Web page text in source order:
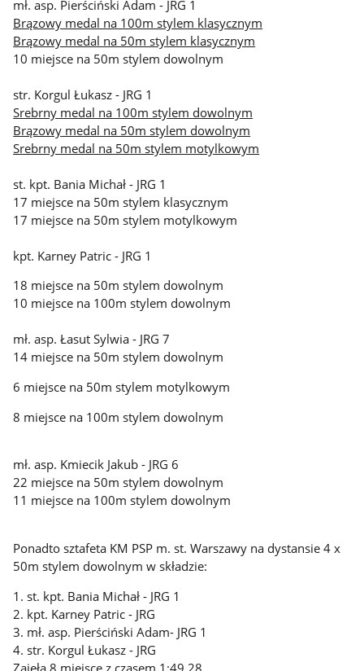
mł. asp. Pierściński Adam - JRG 1
Brązowy medal na 100m stylem klasycznym
Brązowy medal na 50m stylem klasycznym
10 miejsce na 50m stylem dowolnym
str. Korgul Łukasz - JRG 1
Srebrny medal na 100m stylem dowolnym
Brązowy medal na 50m stylem dowolnym
Srebrny medal na 50m stylem motylkowym
st. kpt. Bania Michał - JRG 1
17 miejsce na 50m stylem klasycznym
17 miejsce na 50m stylem motylkowym
kpt. Karney Patric - JRG 1
18 miejsce na 50m stylem dowolnym
10 miejsce na 100m stylem dowolnym
mł. asp. Łasut Sylwia - JRG 7
14 miejsce na 50m stylem dowolnym
6 miejsce na 50m stylem motylkowym
8 miejsce na 100m stylem dowolnym
mł. asp. Kmiecik Jakub - JRG 6
22 miejsce na 50m stylem dowolnym
11 miejsce na 100m stylem dowolnym
Ponadto sztafeta KM PSP m. st. Warszawy na dystansie 4 x
50m stylem dowolnym w składzie:
1. st. kpt. Bania Michał - JRG 1
2. kpt. Karney Patric - JRG
3. mł. asp. Pierściński Adam- JRG 1
4. str. Korgul Łukasz - JRG
Zajęła 8 miejsce z czasem 1:49.28